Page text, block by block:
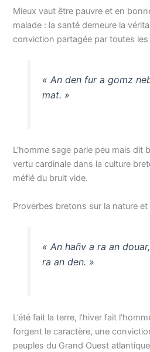
Mieux vaut être pauvre et en
malade : la santé demeure la
conviction partagée par toutes
« An den fur a gomz
mat. »
L’homme sage parle peu mais dit
vertu cardinale dans la culture
méfié du bruit vide.
Proverbes bretons sur la nature
« An hañv a ra an
ra an den. »
L’été fait la terre, l’hiver fait
forgent le caractère, une
peuples du Grand Ouest